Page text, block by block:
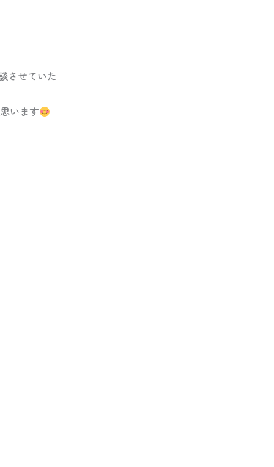
させていた
います